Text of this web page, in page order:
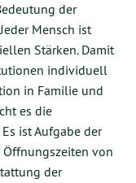
der
Mensch ist
Stärken. Damit
individuell
in Familie und
es die
ist Aufgabe der
von
der